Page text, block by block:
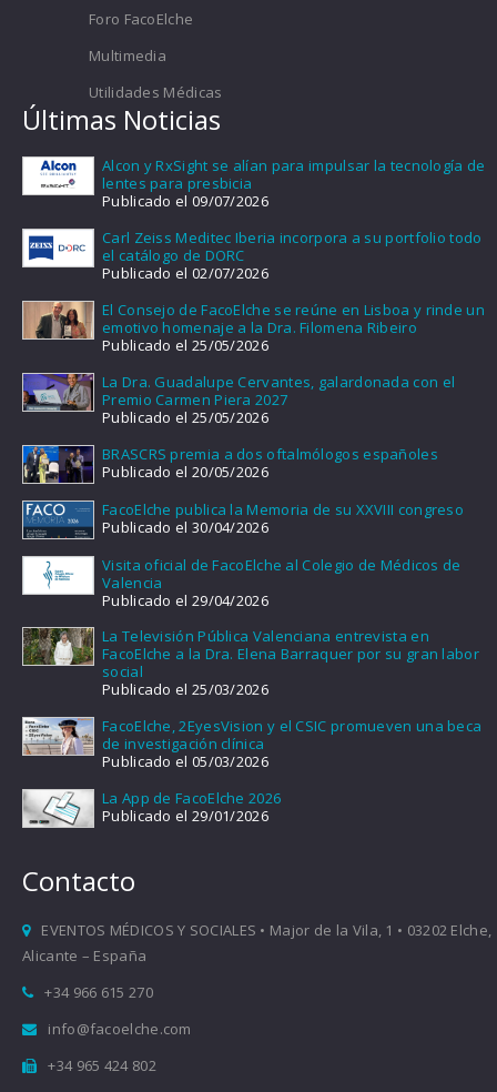
Foro FacoElche
Multimedia
Utilidades Médicas
Últimas Noticias
Alcon y RxSight se alían para impulsar la tecnología de
lentes para presbicia
Publicado el 09/07/2026
Carl Zeiss Meditec Iberia incorpora a su portfolio todo
el catálogo de DORC
Publicado el 02/07/2026
El Consejo de FacoElche se reúne en Lisboa y rinde un
emotivo homenaje a la Dra. Filomena Ribeiro
Publicado el 25/05/2026
La Dra. Guadalupe Cervantes, galardonada con el
Premio Carmen Piera 2027
Publicado el 25/05/2026
BRASCRS premia a dos oftalmólogos españoles
Publicado el 20/05/2026
FacoElche publica la Memoria de su XXVIII congreso
Publicado el 30/04/2026
Visita oficial de FacoElche al Colegio de Médicos de
Valencia
Publicado el 29/04/2026
La Televisión Pública Valenciana entrevista en
FacoElche a la Dra. Elena Barraquer por su gran labor
social
Publicado el 25/03/2026
FacoElche, 2EyesVision y el CSIC promueven una beca
de investigación clínica
Publicado el 05/03/2026
La App de FacoElche 2026
Publicado el 29/01/2026
Contacto
EVENTOS MÉDICOS Y SOCIALES • Major de la Vila, 1 • 03202 Elche,
Alicante – España
+34 966 615 270
info@facoelche.com
+34 965 424 802